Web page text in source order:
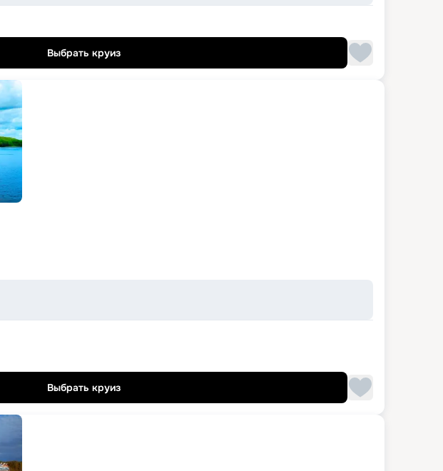
Выбрать круиз
Выбрать круиз